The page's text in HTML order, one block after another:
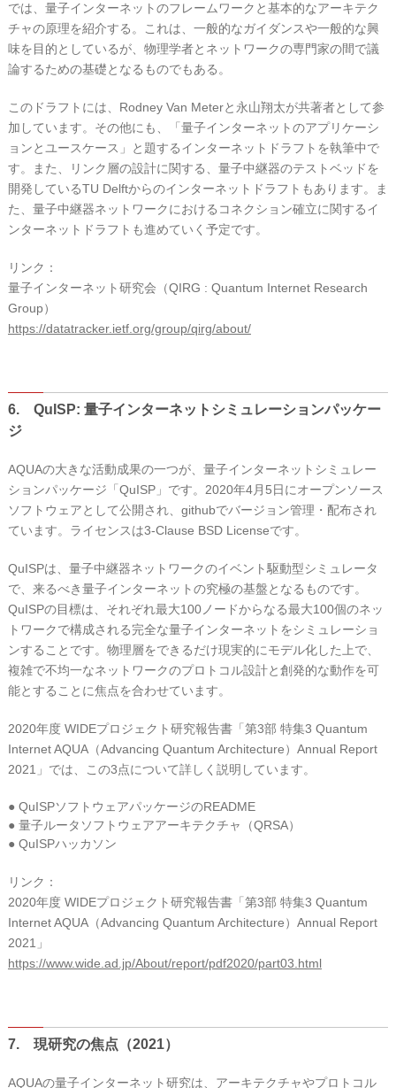
では、量子インターネットのフレームワークと基本的なアーキテク
チャの原理を紹介する。これは、一般的なガイダンスや一般的な興
味を目的としているが、物理学者とネットワークの専門家の間で議
論するための基礎となるものでもある。
このドラフトには、Rodney Van Meterと永山翔太が共著者として参
加しています。その他にも、「量子インターネットのアプリケーシ
ョンとユースケース」と題するインターネットドラフトを執筆中で
す。また、リンク層の設計に関する、量子中継器のテストベッドを
開発しているTU Delftからのインターネットドラフトもあります。ま
た、量子中継器ネットワークにおけるコネクション確立に関するイ
ンターネットドラフトも進めていく予定です。
リンク：
量子インターネット研究会（QIRG : Quantum Internet Research
Group）
https://datatracker.ietf.org/group/qirg/about/
6. QuISP: 量子インターネットシミュレーションパッケー
ジ
AQUAの大きな活動成果の一つが、量子インターネットシミュレー
ションパッケージ「QuISP」です。2020年4月5日にオープンソース
ソフトウェアとして公開され、githubでバージョン管理・配布され
ています。ライセンスは3-Clause BSD Licenseです。
QuISPは、量子中継器ネットワークのイベント駆動型シミュレータ
で、来るべき量子インターネットの究極の基盤となるものです。
QuISPの目標は、それぞれ最大100ノードからなる最大100個のネッ
トワークで構成される完全な量子インターネットをシミュレーショ
ンすることです。物理層をできるだけ現実的にモデル化した上で、
複雑で不均一なネットワークのプロトコル設計と創発的な動作を可
能とすることに焦点を合わせています。
2020年度 WIDEプロジェクト研究報告書「第3部 特集3 Quantum
Internet AQUA（Advancing Quantum Architecture）Annual Report
2021」では、この3点について詳しく説明しています。
● QuISPソフトウェアパッケージのREADME
● 量子ルータソフトウェアアーキテクチャ（QRSA）
● QuISPハッカソン
リンク：
2020年度 WIDEプロジェクト研究報告書「第3部 特集3 Quantum
Internet AQUA（Advancing Quantum Architecture）Annual Report
2021」
https://www.wide.ad.jp/About/report/pdf2020/part03.html
7. 現研究の焦点（2021）
AQUAの量子インターネット研究は、アーキテクチャやプロトコル